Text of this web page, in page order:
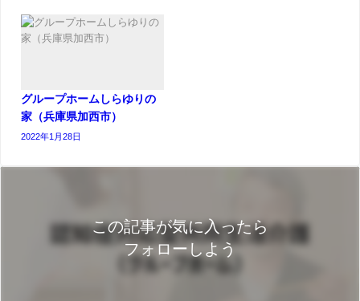
グループホームしらゆりの
家（兵庫県加西市）
2022年1月28日
この記事が気に入ったら
フォローしよう